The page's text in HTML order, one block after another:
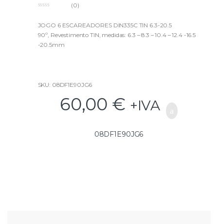
u
o
5
(0)
JOGO 6 ESCAREADORES DIN335C TIN 6.3-20.5
90º, Revestimento TIN, medidas: 6.3 – 8.3 – 10.4 – 12.4 -16.5
-20.5mm
SKU: 08DF1E90JG6
60,00 € +IVA
08DF1E90JG6